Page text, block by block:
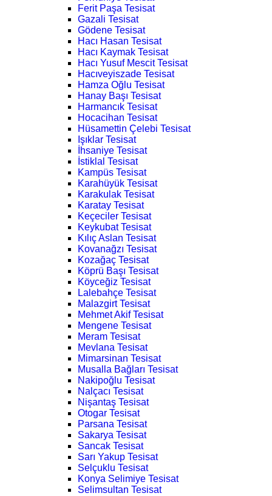
Ferit Paşa Tesisat
Gazali Tesisat
Gödene Tesisat
Hacı Hasan Tesisat
Hacı Kaymak Tesisat
Hacı Yusuf Mescit Tesisat
Hacıveyiszade Tesisat
Hamza Oğlu Tesisat
Hanay Başı Tesisat
Harmancık Tesisat
Hocacihan Tesisat
Hüsamettin Çelebi Tesisat
Işıklar Tesisat
İhsaniye Tesisat
İstiklal Tesisat
Kampüs Tesisat
Karahüyük Tesisat
Karakulak Tesisat
Karatay Tesisat
Keçeciler Tesisat
Keykubat Tesisat
Kılıç Aslan Tesisat
Kovanağzı Tesisat
Kozağaç Tesisat
Köprü Başı Tesisat
Köyceğiz Tesisat
Lalebahçe Tesisat
Malazgirt Tesisat
Mehmet Akif Tesisat
Mengene Tesisat
Meram Tesisat
Mevlana Tesisat
Mimarsinan Tesisat
Musalla Bağları Tesisat
Nakipoğlu Tesisat
Nalçacı Tesisat
Nişantaş Tesisat
Otogar Tesisat
Parsana Tesisat
Sakarya Tesisat
Sancak Tesisat
Sarı Yakup Tesisat
Selçuklu Tesisat
Konya Selimiye Tesisat
Selimsultan Tesisat